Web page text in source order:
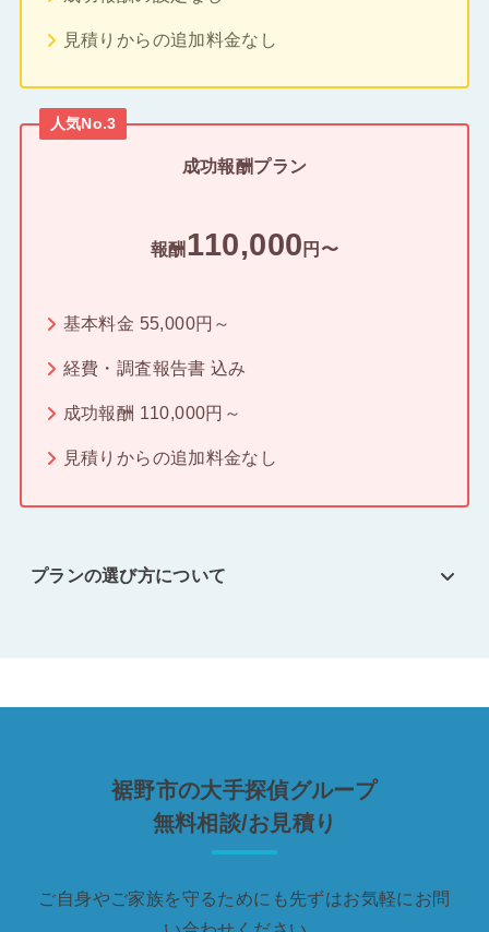
見積りからの追加料金なし
人気No.3
成功報酬プラン
報酬 110,000 円〜
基本料金 55,000円～
経費・調査報告書 込み
成功報酬 110,000円～
見積りからの追加料金なし
プランの選び方について
裾野市の大手探偵グループ
無料相談/お見積り
ご自身やご家族を守るためにも先ずはお気軽にお問